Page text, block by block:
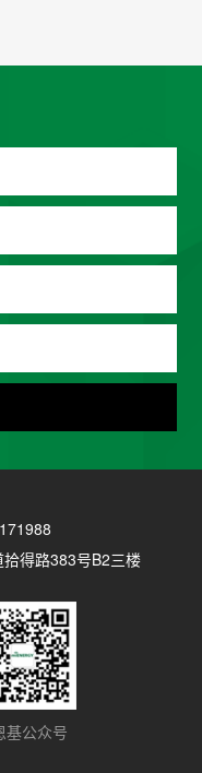
得路383号B2三楼
基公众号